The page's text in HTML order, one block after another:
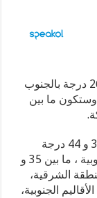
وستتراوح درجات الحرارة الدنيا ما بين 22 و 26 درجة بالجنوب
وستكون ما بين
أما درجات الحرارة العليا، فستتأرجح ما بين 38 و 44 درجة
بالجنوب الشرقي وشرق وجنوب الأقاليم الجنوبية ، ما بين 35 و
الشرقية،
الجنوبية،